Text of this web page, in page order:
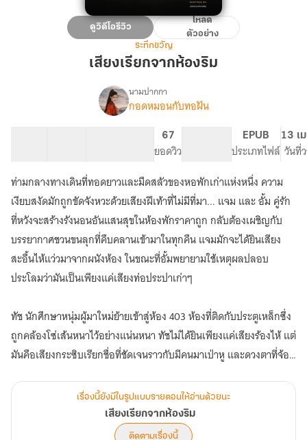
เสียง
เรียก
จาก
ดูวิดีโอรีวิว
โหลด
ตัวอย่าง
ระทึกขวัญ
เสียงเรียกจากห้องริม
เรื่อง
เรียก
จาก
ห้อง
ริม
นามปากกา
กอดหมอนกับทอฝัน
67
ยอดวิว
EPUB
ประเภทไฟล์
13 เ
วันที่
ท่ามกลางทางเดินที่ทอดยาวและมืดสลัวของหอพักเก่าแห่งหนึ่ง ความ
เงียบสงัดมักถูกขัดจังหวะด้วยเสียงฝีเท้าที่ไม่มีที่มา... แจม และ อั้ม คู่รัก
ที่หวังจะสร้างรังนอนอันแสนสุขในห้องพักราคาถูก กลับต้องเผชิญกับ
บรรยากาศชวนขนลุกที่คืบคลานเข้ามาในทุกคืน แจมมักจะได้ยินเสียง
สะอื้นไห้แว่วมาจากผนังห้อง ในขณะที่อั้มพยายามใช้เหตุผลปลอบ
ประโลมว่ามันเป็นเพียงแค่เสียงท่อประปาเก่าๆ
ทัช นักศึกษาหนุ่มผู้มาใหม่ย้ายเข้าสู่ห้อง 403 ห้องที่ติดกับประตูเหล็กซึ่ง
ถูกคล้องโซ่เส้นหนาไว้อย่างแน่นหนา ทัชไม่ได้ยินเพียงแค่เสียงร้องไห้ แต่
มันคือเสียงกระซิบเรียกชื่อที่ชัดเจนราวกับมีคนมาเป่าหู และดวงตาที่จ้อง
แตงโม หญิงสาวผู้ถูกทิ้ง...อย่างโดดเดี่ยวและทรมานกำลังเฝ้ารอ... "ใคร
สักคน" มาแทนที่ความอ้างว้าง
เรื่องนี้ยังมีในรูปแบบรายตอนให้อ่านด้วยนะ
เสียงเรียกจากห้องริม
ติดตามเรื่องนี้